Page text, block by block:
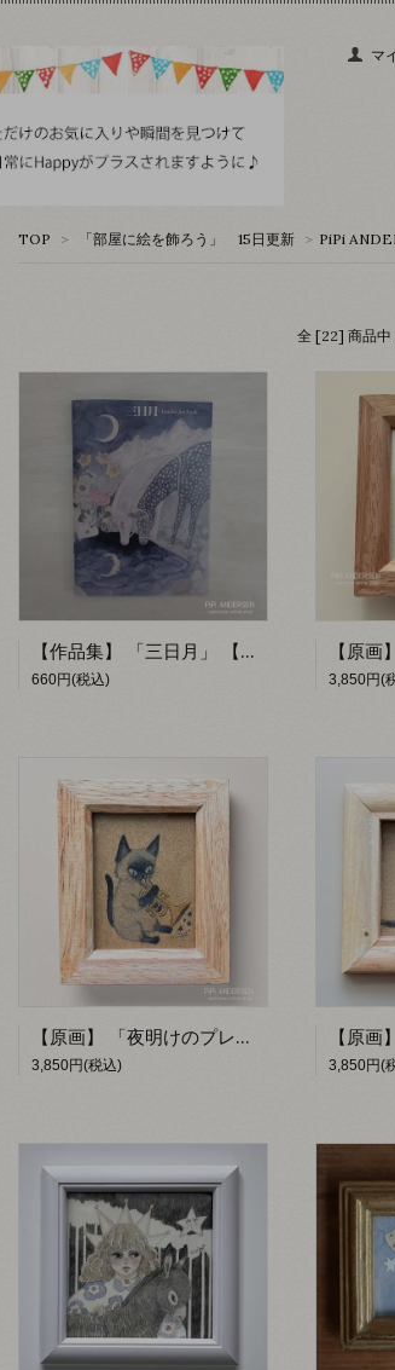
マ
TOP > 「部屋に絵を飾ろう」 15日更新 > PiPi
全 [22] 商品中
【作品集】 「三日月」 【PiPi ANDERSEN】
660円(税込) 3,850円(
【原画】 「夜明けのプレリュード」 【PiPi ANDERSEN by fumiko】
3,850円(税込) 3,850円(